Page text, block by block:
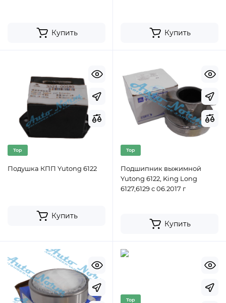
Купить Купить
Top
Подушка КПП Yutong 6122
Купить
Top
Подшипник выжимной
Yutong 6122, King Long
6127,6129 с 06.2017 г
Купить
Top